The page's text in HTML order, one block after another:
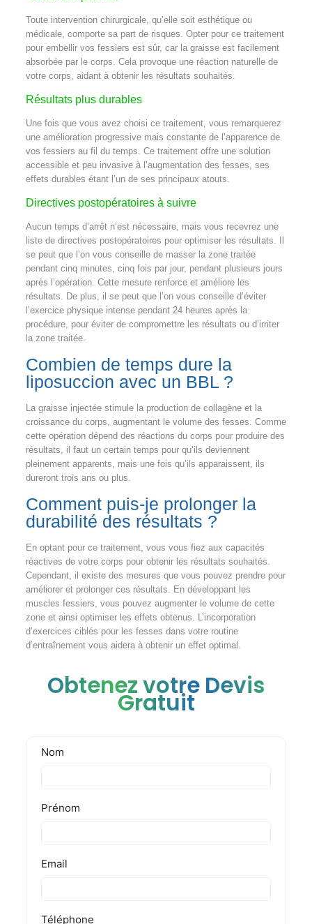
Toute intervention chirurgicale, qu’elle soit esthétique ou
médicale, comporte sa part de risques. Opter pour ce traitement
pour embellir vos fessiers est sûr, car la graisse est facilement
absorbée par le corps. Cela provoque une réaction naturelle de
votre corps, aidant à obtenir les résultats souhaités.
Résultats plus durables
Une fois que vous avez choisi ce traitement, vous remarquerez
une amélioration progressive mais constante de l’apparence de
vos fessiers au fil du temps. Ce traitement offre une solution
accessible et peu invasive à l’augmentation des fesses, ses
effets durables étant l’un de ses principaux atouts.
Directives postopératoires à suivre
Aucun temps d’arrêt n’est nécessaire, mais vous recevrez une
liste de directives postopératoires pour optimiser les résultats. Il
se peut que l’on vous conseille de masser la zone traitée
pendant cinq minutes, cinq fois par jour, pendant plusieurs jours
après l’opération. Cette mesure renforce et améliore les
résultats. De plus, il se peut que l’on vous conseille d’éviter
l’exercice physique intense pendant 24 heures après la
procédure, pour éviter de compromettre les résultats ou d’irriter
la zone traitée.
Combien de temps dure la
liposuccion avec un BBL ?
La graisse injectée stimule la production de collagène et la
croissance du corps, augmentant le volume des fesses. Comme
cette opération dépend des réactions du corps pour produire des
résultats, il faut un certain temps pour qu’ils deviennent
pleinement apparents, mais une fois qu’ils apparaissent, ils
dureront trois ans ou plus.
Comment puis-je prolonger la
durabilité des résultats ?
En optant pour ce traitement, vous vous fiez aux capacités
réactives de votre corps pour obtenir les résultats souhaités.
Cependant, il existe des mesures que vous pouvez prendre pour
améliorer et prolonger ces résultats. En développant les
muscles fessiers, vous pouvez augmenter le volume de cette
zone et ainsi optimiser les effets obtenus. L’incorporation
d’exercices ciblés pour les fesses dans votre routine
d’entraînement vous aidera à obtenir un effet optimal.
Obtenez votre Devis
Gratuit